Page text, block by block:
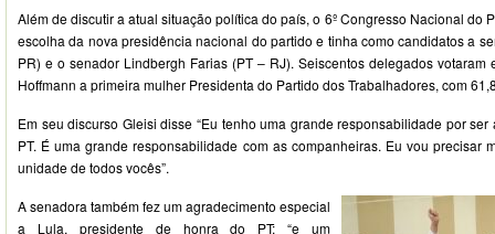
Além de discutir a atual situação política do país, o 6º Congresso Nacional do
escolha da nova presidência nacional do partido e tinha como candidatos a
PR) e o senador Lindbergh Farias (PT – RJ). Seiscentos delegados
Hoffmann a primeira mulher Presidenta do Partido dos Trabalhadores, com
Em seu discurso Gleisi disse “Eu tenho uma grande responsabilidade por
PT. É uma grande responsabilidade com as companheiras. Eu vou precisar
unidade de todos vocês”.
A senadora também fez um agradecimento especial
a Lula, presidente de honra do PT: “e um